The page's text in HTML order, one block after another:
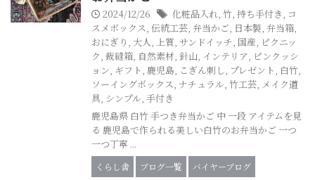
2024/12/26 化粧品入れ, 竹, 持ち手付き, コ
スメボックス, 伝統工芸, 弁当かご, 日本製, 弁当箱,
おにぎり , 大人, 上質, サンドイッチ, 国産, ピクニッ
ク, 裁縫箱, 自然素材, 針山, インテリア, ピンクッシ
ョン, ギフト, 鹿児島, こぎん刺し, プレゼント, 白竹,
ソーイングボックス, ナチュラル, 竹工芸, メイク道
具, シンプル, 手付き
鹿児島県 白竹 手つき弁当かご 中 一段 アイテムを見
る 鹿児島で作られる美しい白竹のお弁当かご 一つ
一つ丁寧 ...
くらし舎 ブログ一覧 バイヤーブログ